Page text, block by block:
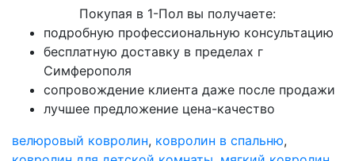
Покупая в 1-Пол вы получаете:
подробную профессиональную консультацию
бесплатную доставку в пределах г
Симферополя
сопровождение клиента даже после продажи
лучшее предложение цена-качество
велюровый ковролин, ковролин в спальню,